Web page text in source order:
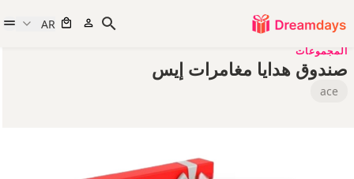
AR
المجموعات
صندوق هدايا مغامرات إيس
ace